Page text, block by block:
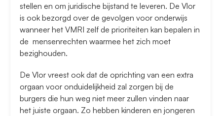
stellen en om juridische bijstand te leveren. De Vlor
is ook bezorgd over de gevolgen voor onderwijs
wanneer het VMRI zelf de prioriteiten kan bepalen in
de mensenrechten waarmee het zich moet
bezighouden.
De Vlor vreest ook dat de oprichting van een extra
orgaan voor onduidelijkheid zal zorgen bij de
burgers die hun weg niet meer zullen vinden naar
het juiste orgaan. Zo hebben kinderen en jongeren